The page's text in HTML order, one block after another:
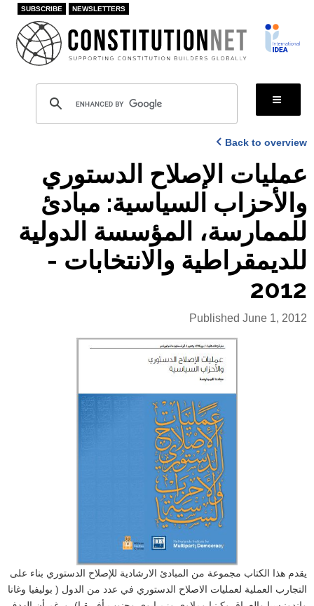
content
NEWSLETTERS
SUBSCRIBE
Back to overview
عمليات الإصلاح الدستوري
والأحزاب السياسية: مبادئ
للممارسة، المؤسسة الدولية
للديمقراطية والانتخابات -
2012
Published June 1, 2012
Blurb
يقدم هذا الكتاب مجموعة من المبادئ الارشادية للإصلاح الدستوري بناء على
التجارب العملية لعمليات الاصلاح الدستوري في عدد من الدول ( بوليفيا وغانا